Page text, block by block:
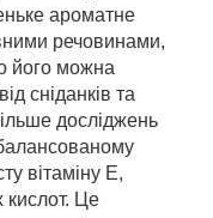
ароматне
речовинами,
його можна
сніданків та
досліджень
вітаміну Е,
кислот. Це